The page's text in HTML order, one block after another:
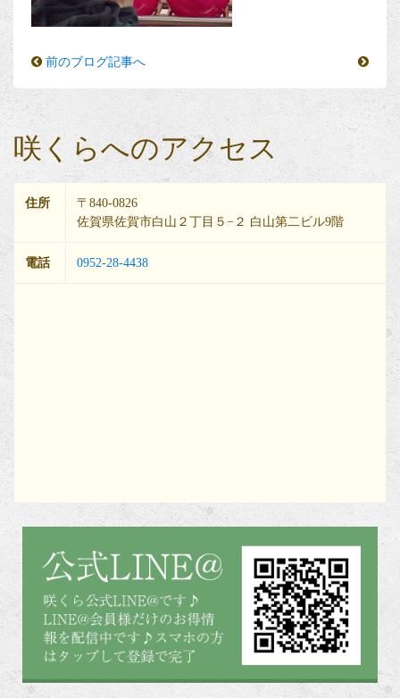
前のブログ記事へ
咲くらへのアクセス
住所
〒840-0826
佐賀県佐賀市白山２丁目５−２ 白山第二ビル9階
電話 0952-28-4438